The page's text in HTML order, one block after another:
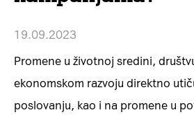
19.09.2023
Promene u životnoj sredini,
ekonomskom razvoju direktno
poslovanju, kao i na promene u